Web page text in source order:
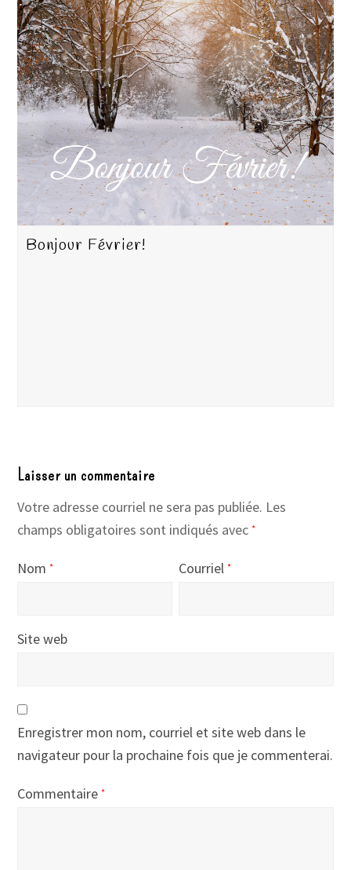
Bonjour Février!
Laisser un commentaire
Votre adresse courriel ne sera pas publiée. Les
champs obligatoires sont indiqués avec*
Nom* Courriel*
Site web
Enregistrer mon nom, courriel et site web dans le
navigateur pour la prochaine fois que je commenterai.
Commentaire*